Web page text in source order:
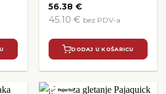
56.38€
45.10 € bez PDV-a
DODAJ U KOŠARICU